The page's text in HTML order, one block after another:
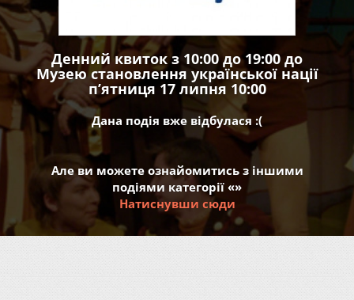
Денний квиток з 10:00 до 19:00 до
Музею становлення української нації
пʼятниця 17 липня 10:00
Дана подія вже відбулася :(
Але ви можете ознайомитись з іншими
подіями категорії «»
Натиснувши сюди